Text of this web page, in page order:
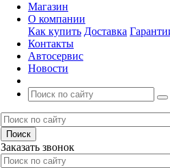
Магазин
О компании
Как купить Доставка
Контакты
Автосервис
Новости
Заказать звонок